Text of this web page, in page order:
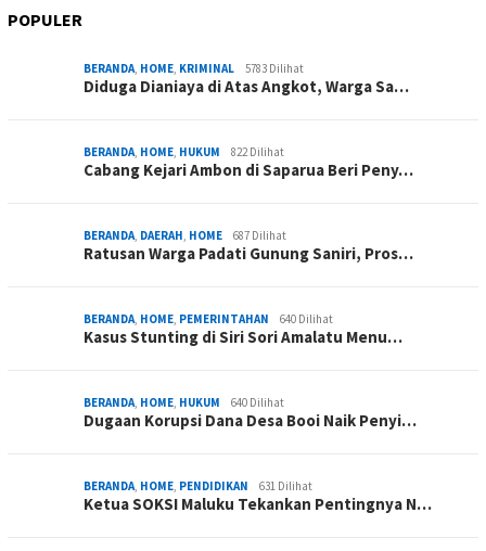
POPULER
BERANDA, HOME, KRIMINAL 5783 Dilihat
Diduga Dianiaya di Atas Angkot, Warga Sa…
BERANDA, HOME, HUKUM 822 Dilihat
Cabang Kejari Ambon di Saparua Beri Peny…
BERANDA, DAERAH, HOME 687 Dilihat
Ratusan Warga Padati Gunung Saniri, Pros…
BERANDA, HOME, PEMERINTAHAN 640 Dilihat
Kasus Stunting di Siri Sori Amalatu Menu…
BERANDA, HOME, HUKUM 640 Dilihat
Dugaan Korupsi Dana Desa Booi Naik Penyi…
BERANDA, HOME, PENDIDIKAN 631 Dilihat
Ketua SOKSI Maluku Tekankan Pentingnya N…